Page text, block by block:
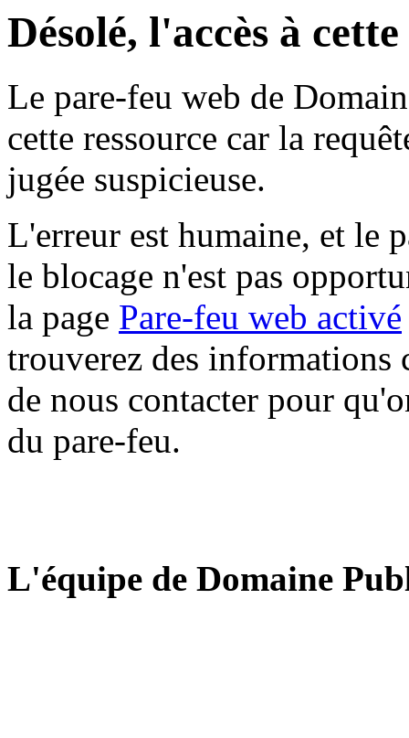
Désolé, l'accès à
Le pare-feu web de
cette ressource car la
jugée suspicieuse.
L'erreur est humaine, et le
le blocage n'est pas
la page Pare-feu web activé
trouverez des informations
de nous contacter pour
du pare-feu.
L'équipe de Domaine